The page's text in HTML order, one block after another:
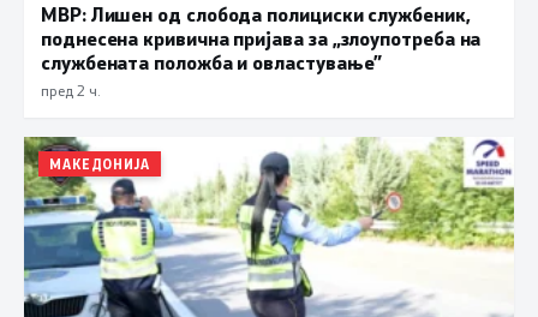
МВР: Лишен од слобода полициски службеник,
поднесена кривична пријава за „злоупотреба на
службената положба и овластување”
пред 2 ч.
МАКЕДОНИЈА